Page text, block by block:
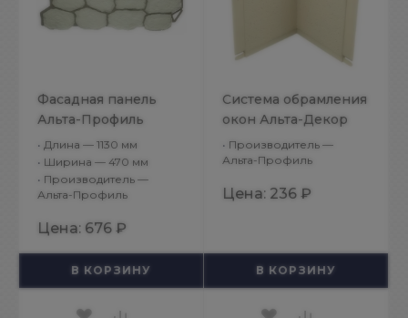
Фасадная панель
Альта-Профиль
Бутовый камень
Норвежский
• Длина — 1130 мм
• Ширина — 470 мм
• Производитель —
Альта-Профиль
Цена: 676 ₽
В КОРЗИНУ
Система обрамления
окон Альта-Декор
Классик Кремовый
Угол откоса
• Производитель —
Альта-Профиль
Цена: 236 ₽
В КОРЗИНУ